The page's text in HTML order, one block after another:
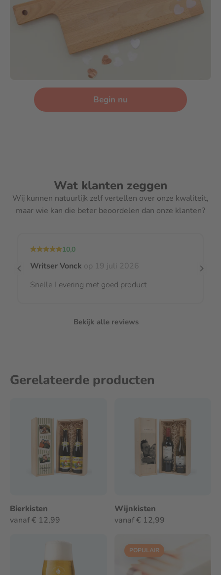
Begin nu
Wat klanten zeggen
Wij kunnen natuurlijk zelf vertellen over onze kwaliteit,
maar wie kan die beter beoordelen dan onze klanten?
10,0
Writser Vonck op 19 juli 2026
Snelle Levering met goed product
Bekijk alle reviews
Gerelateerde producten
Bierkisten
vanaf € 12,99
Wijnkisten
vanaf € 12,99
POPULAIR